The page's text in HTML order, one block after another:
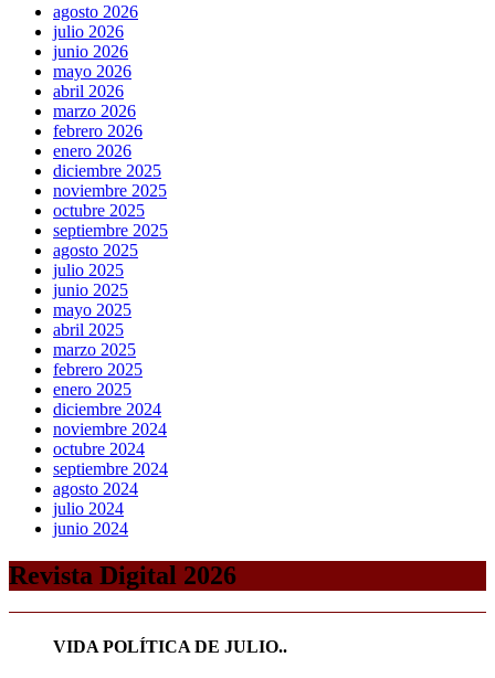
agosto 2026
julio 2026
junio 2026
mayo 2026
abril 2026
marzo 2026
febrero 2026
enero 2026
diciembre 2025
noviembre 2025
octubre 2025
septiembre 2025
agosto 2025
julio 2025
junio 2025
mayo 2025
abril 2025
marzo 2025
febrero 2025
enero 2025
diciembre 2024
noviembre 2024
octubre 2024
septiembre 2024
agosto 2024
julio 2024
junio 2024
Revista Digital 2026
VIDA POLÍTICA DE JULIO..